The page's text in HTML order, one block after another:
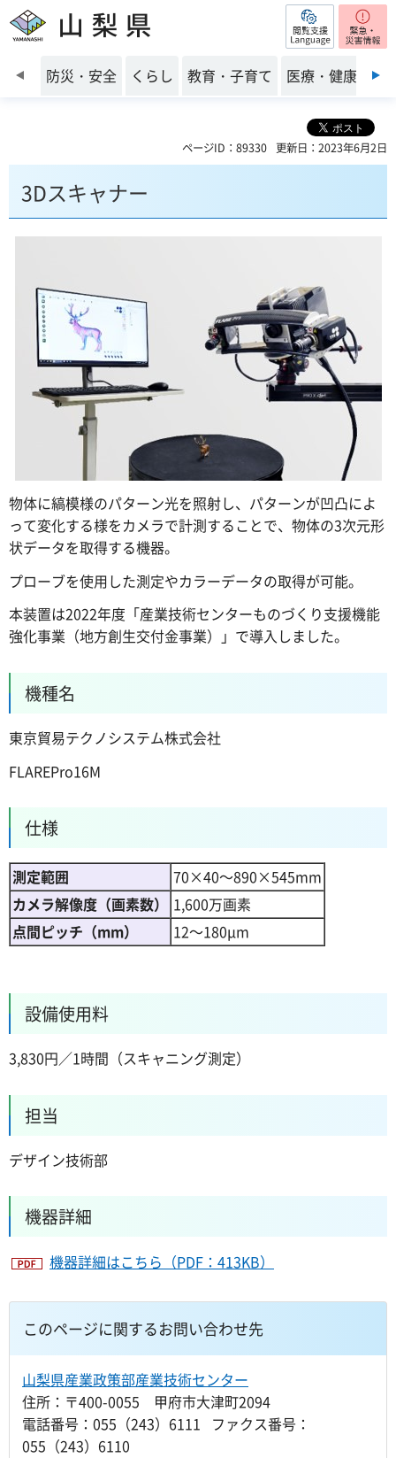
山梨県 閲覧支援
前のスライドを表示
防災・安全 くらし 教育・子育て 医療・健康・福
ページID：89330 更新日：2023年6月2日
3Dスキャナー
物体に縞模様のパターン光を照射し、パターンが凹凸によ
って変化する様をカメラで計測することで、物体の3次元形
状データを取得する機器。
プローブを使用した測定やカラーデータの取得が可能。
本装置は2022年度「産業技術センターものづくり支援機能
強化事業（地方創生交付金事業）」で導入しました。
機種名
東京貿易テクノシステム株式会社
FLAREPro16M
仕様
測定範囲
70×40～890×545mm
カメラ解像度（画素数）
1,600万画素
点間ピッチ（mm）
12～180µm
設備使用料
3,830円／1時間（スキャニング測定）
担当
デザイン技術部
機器詳細
機器詳細はこちら（PDF：413KB）
このページに関するお問い合わせ先
山梨県産業政策部産業技術センター
住所：〒400-0055 甲府市大津町2094
電話番号：055（243）6111 ファクス番号：
055（243）6110